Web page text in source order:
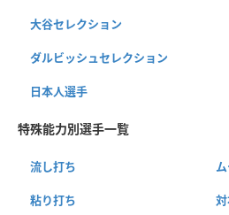
大谷セレクション
ダルビッシュセレクション
日本人選手
特殊能力別選手一覧
流し打ち
粘り打ち